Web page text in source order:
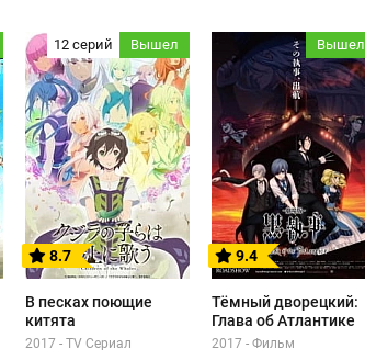
12 серий Вышел
8.7
В песках поющие
китята
2017 - TV Сериал
Вышел
9.4
Тёмный дворецкий:
Глава об Атлантике
2017 - Фильм